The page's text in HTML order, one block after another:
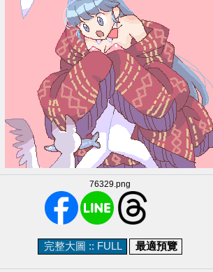
76329.png